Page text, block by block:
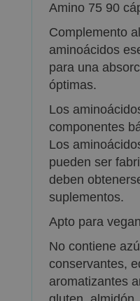
Amino 75 90
Complemento
aminoácidos
para una
óptimas.
Los
componentes
Los
pueden ser
deben
suplementos.
Apto para
No contiene
conservantes,
aromatizantes